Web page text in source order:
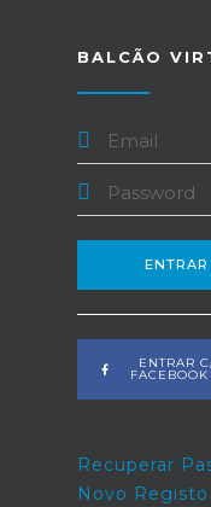
BALCÃO
ENTRAR
ENTRAR
FACEBOOK
Recuperar
Novo Registo